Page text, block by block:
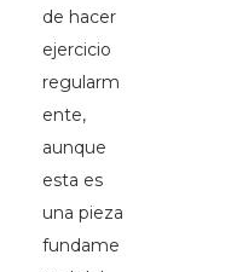
de hacer
ejercicio
regularm
ente,
aunque
esta es
una pieza
fundame